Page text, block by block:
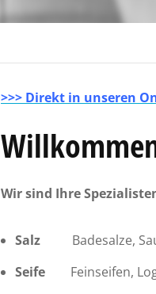
>>> Direkt in unseren
Wir sind Ihre
Salz Badesalze,
Seife Feinseifen,